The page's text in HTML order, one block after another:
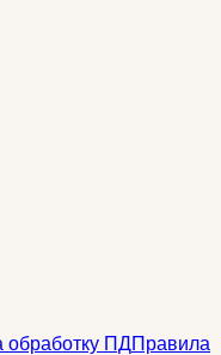
обработку ПДПравила